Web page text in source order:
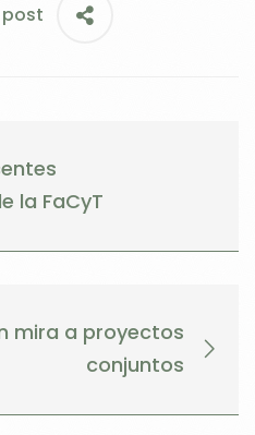
post
la FaCyT
mira a proyectos
conjuntos